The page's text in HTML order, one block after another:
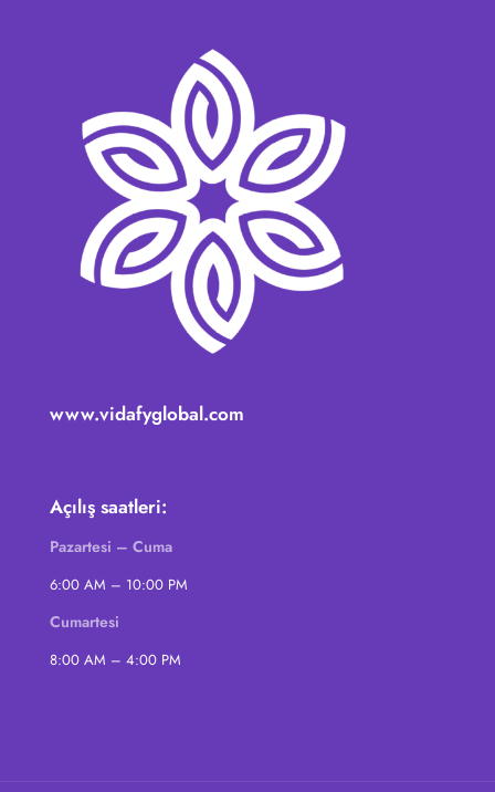
www.vidafyglobal.com
Açılış saatleri:
Pazartesi – Cuma
6:00 AM – 10:00 PM
Cumartesi
8:00 AM – 4:00 PM